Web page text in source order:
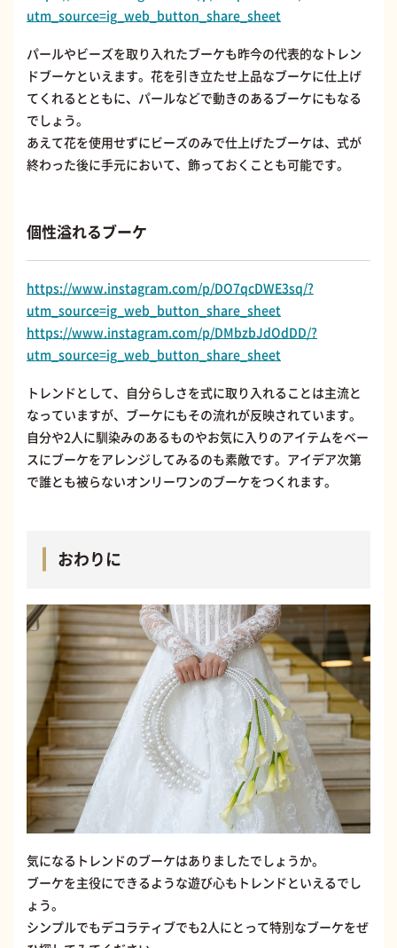
utm_source=ig_web_button_share_sheet
パールやビーズを取り入れたブーケも昨今の代表的なトレン
ドブーケといえます。花を引き立たせ上品なブーケに仕上げ
てくれるとともに、パールなどで動きのあるブーケにもなる
でしょう。
あえて花を使用せずにビーズのみで仕上げたブーケは、式が
終わった後に手元において、飾っておくことも可能です。
個性溢れるブーケ
https://www.instagram.com/p/DO7qcDWE3sq/?
utm_source=ig_web_button_share_sheet
https://www.instagram.com/p/DMbzbJdOdDD/?
utm_source=ig_web_button_share_sheet
トレンドとして、自分らしさを式に取り入れることは主流と
なっていますが、ブーケにもその流れが反映されています。
自分や2人に馴染みのあるものやお気に入りのアイテムをベー
スにブーケをアレンジしてみるのも素敵です。アイデア次第
で誰とも被らないオンリーワンのブーケをつくれます。
おわりに
気になるトレンドのブーケはありましたでしょうか。
ブーケを主役にできるような遊び心もトレンドといえるでし
ょう。
シンプルでもデコラティブでも2人にとって特別なブーケをぜ